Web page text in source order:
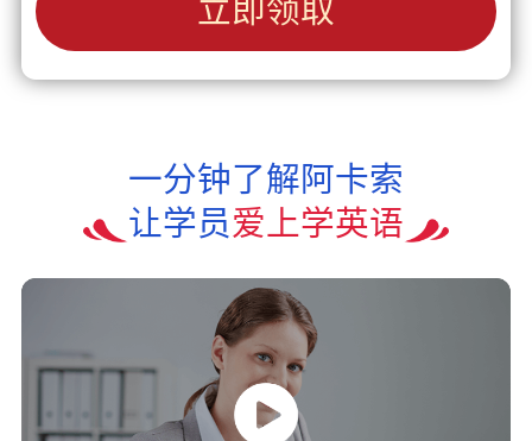
立即领取
一分钟了解阿卡索
让学员爱上学英语